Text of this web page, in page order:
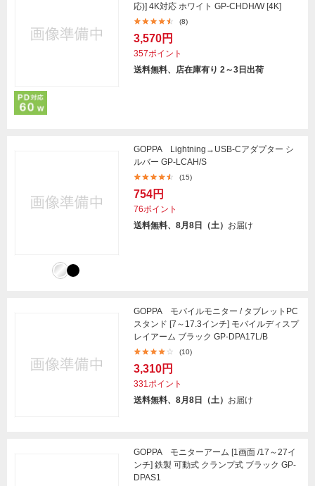
応)] 4K対応 ホワイト GP-CHDH/W [4K]
(8)
3,570円
357ポイント
送料無料、店在庫有り 2～3日出荷
GOPPA Lightning→USB-Cアダプター シ
ルバー GP-LCAH/S
(15)
754円
76ポイント
送料無料、8月8日（土） お届け
GOPPA モバイルモニター / タブレットPC
スタンド [7～17.3インチ] モバイルディスプ
レイアーム ブラック GP-DPA17L/B
(10)
3,310円
331ポイント
送料無料、8月8日（土） お届け
GOPPA モニターアーム [1画面 /17～27イ
ンチ] 鉄製 可動式 クランプ式 ブラック GP-
DPAS1